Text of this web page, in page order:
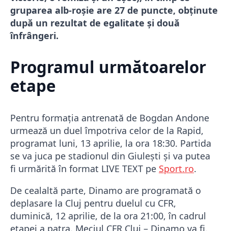
gruparea alb-roșie are 27 de puncte, obținute
după un rezultat de egalitate și două
înfrângeri.
Programul următoarelor
etape
Pentru formația antrenată de Bogdan Andone
urmează un duel împotriva celor de la Rapid,
programat luni, 13 aprilie, la ora 18:30. Partida
se va juca pe stadionul din Giulești și va putea
fi urmărită în format LIVE TEXT pe Sport.ro.
De cealaltă parte, Dinamo are programată o
deplasare la Cluj pentru duelul cu CFR,
duminică, 12 aprilie, de la ora 21:00, în cadrul
etapei a patra. Meciul CFR Cluj – Dinamo va fi,